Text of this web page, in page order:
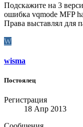
Подскажите на 3
ошибка vqmode MFP
Права выставлял для
W
wisma
Постоялец
Регистрация
18 Апр 2013